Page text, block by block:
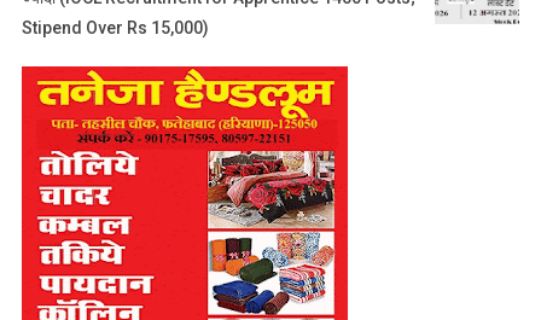
Stipend Over Rs 15,000)